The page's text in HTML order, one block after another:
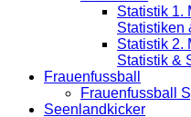
Statistik 1.
Statistiken
Statistik 2.
Statistik &
Frauenfussball
Frauenfussball
Seenlandkicker